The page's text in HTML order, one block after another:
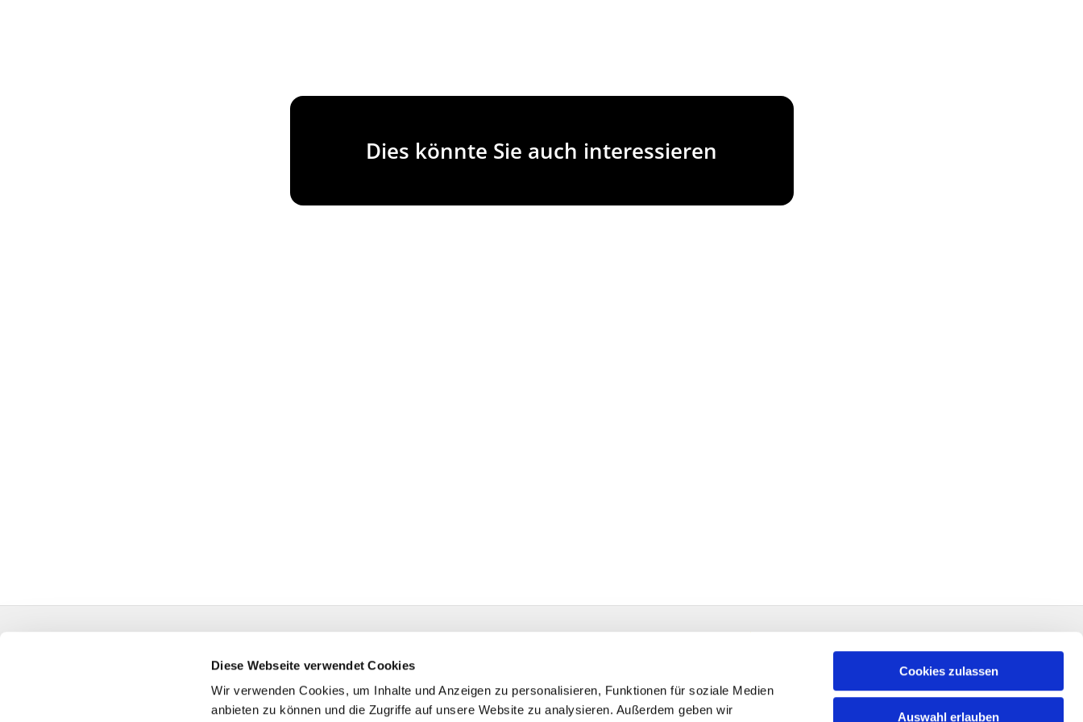
Diese Webseite verwendet Cookies
Wir verwenden Cookies, um Inhalte und Anzeigen zu personalisieren, Funktionen für soziale Medien
anbieten zu können und die Zugriffe auf unsere Website zu analysieren. Außerdem geben wir
Cookies zulassen
Auswahl erlauben
Dies könnte Sie auch interessieren
HA-KG-Hagen-Auferstehung@kk-ekvw.de